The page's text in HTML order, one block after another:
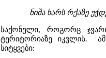
ნიშა ხარს რქაზე
საქონელი, როგორც
ტერიტორიაზე იკვლის.
სიტყვები: